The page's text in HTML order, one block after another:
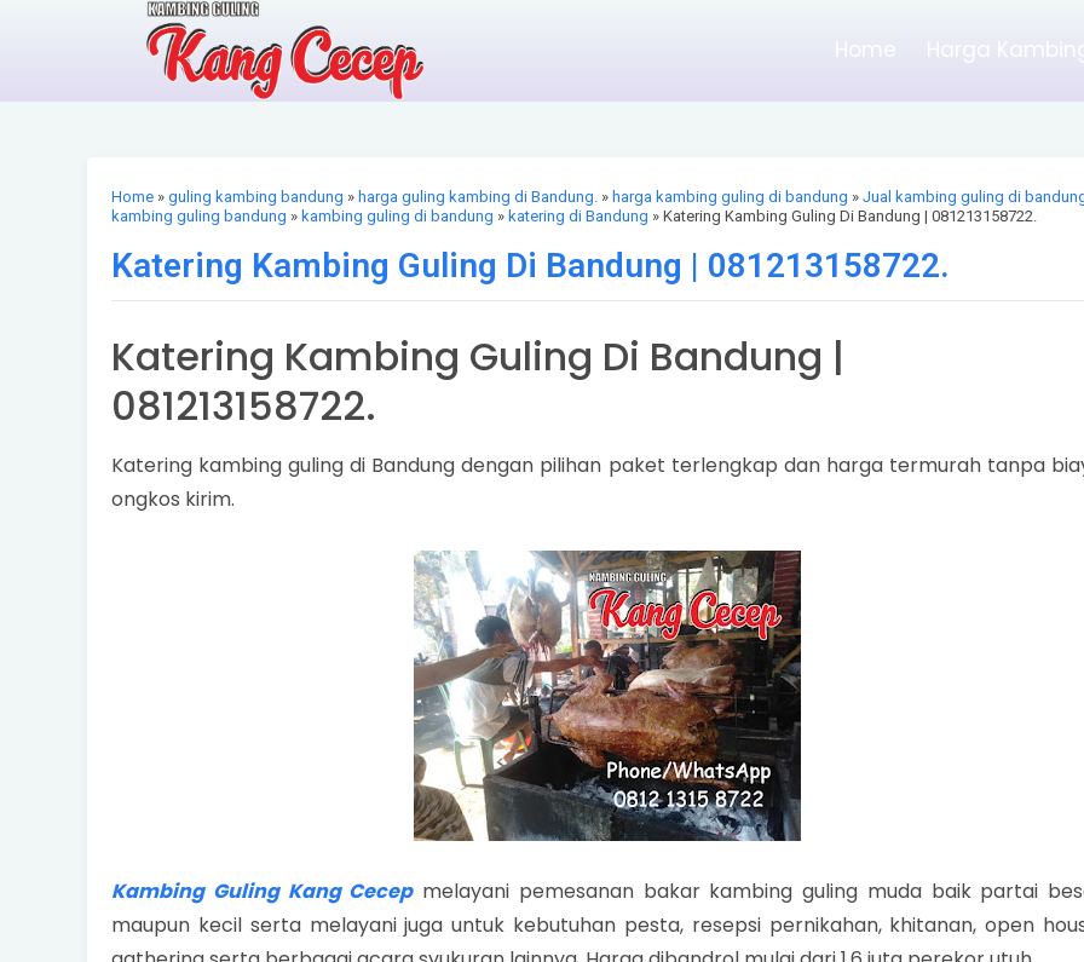
Home Harga
Home » guling kambing bandung » harga guling kambing di Bandung. » harga kambing guling di bandung » Jual kambing guling di
kambing guling bandung » kambing guling di bandung » katering di Bandung » Katering Kambing Guling Di Bandung | 081213158722.
Katering Kambing Guling Di Bandung | 081213158722.
Katering Kambing Guling Di Bandung |
081213158722.
Katering kambing guling di Bandung dengan pilihan paket terlengkap dan harga termurah tanpa
ongkos kirim.
Kambing Guling Kang Cecepmelayani pemesanan bakar kambing guling muda baik partai
maupun kecil serta melayani juga untuk kebutuhan pesta, resepsi pernikahan, khitanan, open